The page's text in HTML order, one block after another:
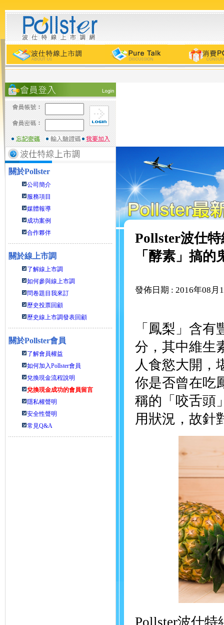
關於Pollster
公司簡介
服務項目
媒體報導
成功案例
合作夥伴
關於線上市調
了解線上市調
如何參與線上市調
問卷題目我來訂
歷史投票回顧
歷史線上市調發表回顧
關於Pollster會員
了解會員權益
如何加入Pollster會員
兌換現金流程說明
兌換現金成功的會員留言
隱私權聲明
安全性聲明
常見Q&A
Pollster波仕
「酵素」搞的
發佈日期 : 2016年08月
「鳳梨」含
分，其中維生
人食慾大開，
你是否曾在吃
稱的「咬舌頭
用狀況，故針
Pollster波仕